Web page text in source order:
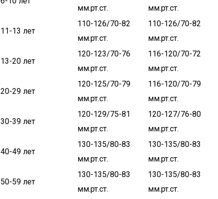
мм.рт.ст. мм.рт.ст.
11-13 лет
110-126/70-82
мм.рт.ст.
110-126/70-82
мм.рт.ст.
13-20 лет
120-123/70-76
мм.рт.ст.
116-120/70-72
мм.рт.ст.
20-29 лет
120-125/70-79
мм.рт.ст.
116-120/70-79
мм.рт.ст.
30-39 лет
120-129/75-81
мм.рт.ст.
120-127/76-80
мм.рт.ст.
40-49 лет
130-135/80-83
мм.рт.ст.
130-135/80-83
мм.рт.ст.
50-59 лет
130-135/80-83
мм.рт.ст.
130-135/80-83
мм.рт.ст.